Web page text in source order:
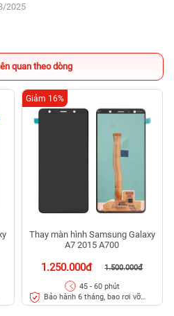
2025
quan theo dòng
Thay màn hình Samsung Galaxy
A7 2015 A700
1.250.000đ 1.500.000đ
Giảm 16%
45 - 60 phút
Bảo hành 6 tháng, bao rơi vỡ
kính